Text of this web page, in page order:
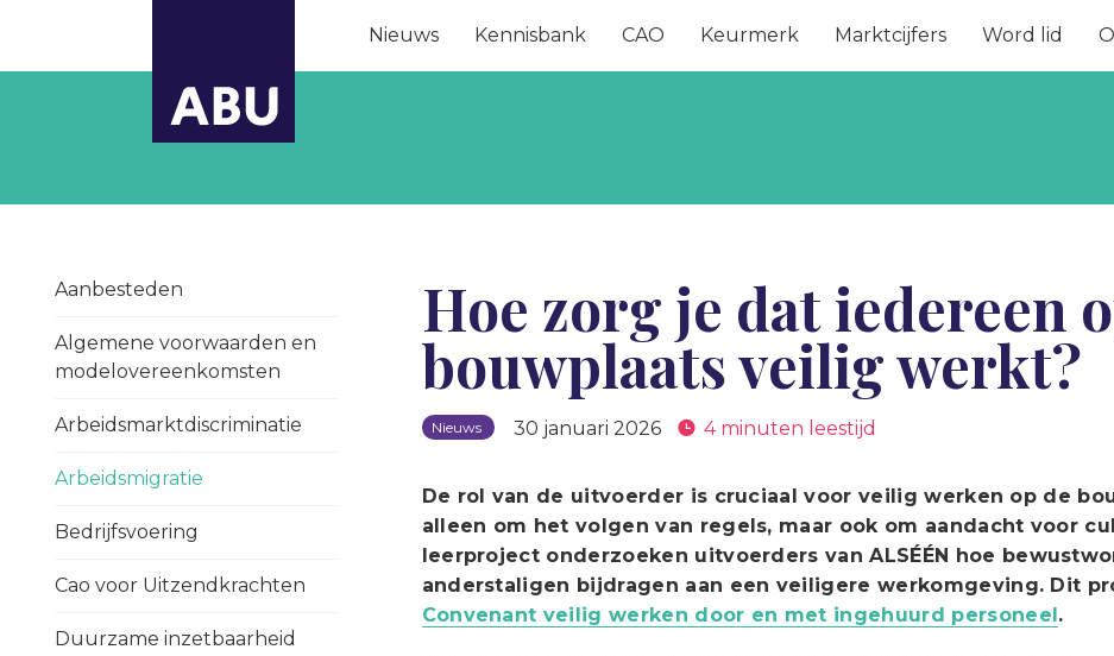
Nieuws Kennisbank CAO Keurmerk Marktcijfers Word lid
Aanbesteden
Algemene voorwaarden en
modelovereenkomsten
Arbeidsmarktdiscriminatie
Arbeidsmigratie
Bedrijfsvoering
Cao voor Uitzendkrachten
Duurzame inzetbaarheid
Hoe zorg je dat iedereen
bouwplaats veilig werkt?
Nieuws 30 januari 2026 4 minuten leestijd
De rol van de uitvoerder is cruciaal voor veilig werken op de
alleen om het volgen van regels, maar ook om aandacht voor
leerproject onderzoeken uitvoerders van ALSÉÉN hoe
anderstaligen bijdragen aan een veiligere werkomgeving. Dit
Convenant veilig werken door en met ingehuurd personeel .